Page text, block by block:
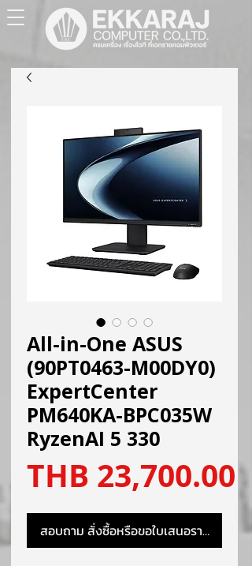
All-in-One ASUS
(90PT0463-M00DY0)
ExpertCenter
PM640KA-BPC035W
RyzenAI 5 330
THB 23,700.00
สอบถาม สั่งซื้อหรือขอใบเสนอราคา